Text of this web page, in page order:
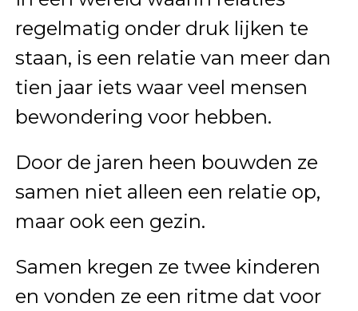
regelmatig onder druk lijken te
staan, is een relatie van meer dan
tien jaar iets waar veel mensen
bewondering voor hebben.
Door de jaren heen bouwden ze
samen niet alleen een relatie op,
maar ook een gezin.
Samen kregen ze twee kinderen
en vonden ze een ritme dat voor